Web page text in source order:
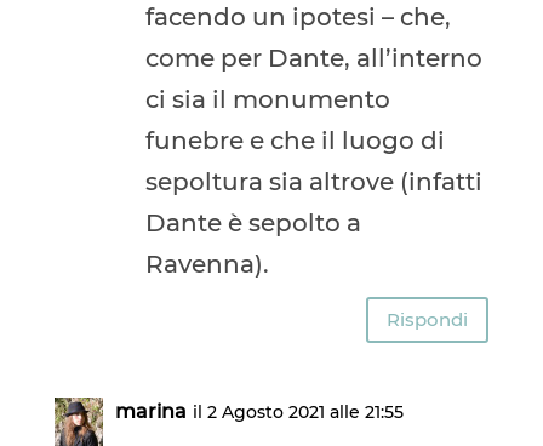
facendo un ipotesi – che,
come per Dante, all’interno
ci sia il monumento
funebre e che il luogo di
sepoltura sia altrove (infatti
Dante è sepolto a
Ravenna).
Rispondi
marina il 2 Agosto 2021 alle 21:55